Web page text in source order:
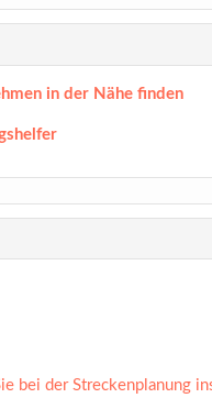
in der Nähe finden